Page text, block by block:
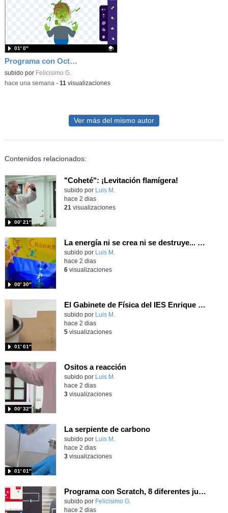
Programa con OctoStudio, un juego homenajeando al House of the dead con Zombies
Contenido educativo.
subido por Felicisimo G.
01′ 0″
-hace una semana - 11 visualizaciones
Ver más del mismo autor
Contenidos relacionados:
"Coheté": ¡Levitación flamígera!
Contenido educativo.
subido por Luis M.
00′ 21″
hace 2 dias
21 visualizaciones
La energía ni se crea ni se destruye... ¡se experimenta! El Tierno en la Feria Madrid es Ciencia 2026
Contenido educativo.
subido por Luis M.
00′ 30″
hace 2 dias
6visualizaciones
El Gabinete de Física del IES Enrique Tierno Galván de Parla (Curso 25-26)
Contenido educativo.
subido por Luis M.
01′ 01″
hace 2 dias
5visualizaciones
Ositos a reacción
Contenido educativo.
subido por Luis M.
00′ 32″
hace 2 dias
3visualizaciones
La serpiente de carbono
Contenido educativo.
subido por Luis M.
01′ 01″
hace 2 dias
3visualizaciones
Programa con Scratch, 8 diferentes juegos para vivir la emoción de los partidos de España en el mundial 2026
Contenido educativo.
subido por Felicisimo G.
hace 2 dias